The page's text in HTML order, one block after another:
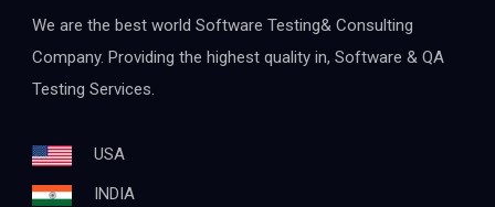
We are the best world Software Testing& Consulting
Company. Providing the highest quality in, Software & QA
Testing Services.
USA
INDIA